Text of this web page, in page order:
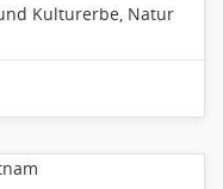
Kulturerbe Natur